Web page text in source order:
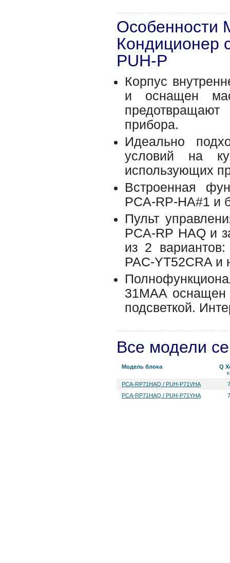
Особенности
Кондиционер
PUH-P
Корпус
и оснащен
прибора.
Идеально
условий на
использующих
Встроенная
PCA-RP-HA#1 и
Пульт
PCA-RP HAQ и
из 2
PAC-YT52CRA и
31MAA оснащен
подсветкой.
Все модели
Модель блока
Q
PCA-RP71HAQ / PUH-P71VHA
PCA-RP71HAQ / PUH-P71YHA